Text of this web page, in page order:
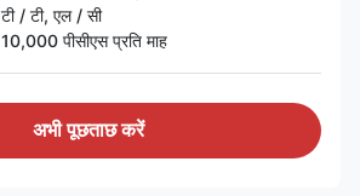
टी / टी, एल / सी
10,000 पीसीएस प्रति माह
अभी पूछताछ करें